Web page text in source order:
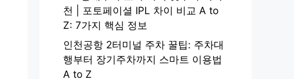
천 | 포토페이셜 IPL 차이 비교 A to
Z: 7가지 핵심 정보
인천공항 2터미널 주차 꿀팁: 주차대
행부터 장기주차까지 스마트 이용법
A to Z